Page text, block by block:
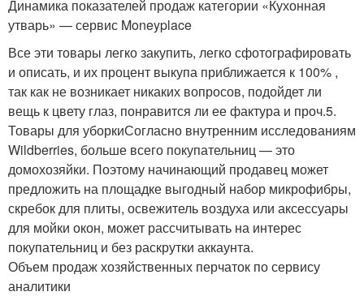
Динамика показателей продаж категории «Кухонная
утварь» — сервис Moneyplace
Все эти товары легко закупить, легко сфотографировать
и описать, и их процент выкупа приближается к 100% ,
так как не возникает никаких вопросов, подойдет ли
вещь к цвету глаз, понравится ли ее фактура и проч.5.
Товары для уборкиСогласно внутренним исследованиям
Wildberries, больше всего покупательниц — это
домохозяйки. Поэтому начинающий продавец может
предложить на площадке выгодный набор микрофибры,
скребок для плиты, освежитель воздуха или аксессуары
для мойки окон, может рассчитывать на интерес
покупательниц и без раскрутки аккаунта.
Объем продаж хозяйственных перчаток по сервису
аналитики